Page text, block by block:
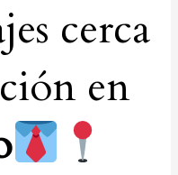
cerca
en